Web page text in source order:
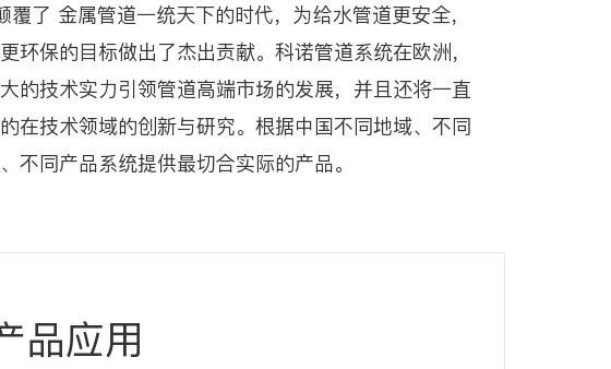
覆了 金属管道一统天下的时代，为给水管道更安全，
环保的目标做出了杰出贡献。科诺管道系统在欧洲，
的技术实力引领管道高端市场的发展，并且还将一直
在技术领域的创新与研究。根据中国不同地域、不同
不同产品系统提供最切合实际的产品。
品应用